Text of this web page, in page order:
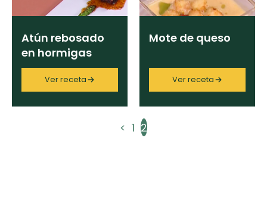
Atún rebosado
en hormigas
culonas y miel de
panela con limón
Ver receta
Mote de queso
Ver receta
< 1 2